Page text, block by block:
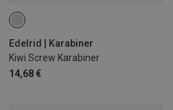
Edelrid | Karabiner
Kiwi Screw Karabiner
14,68 €